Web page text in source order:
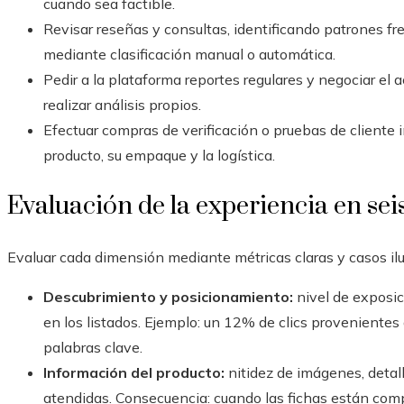
cuando sea factible.
Revisar reseñas y consultas, identificando patrones
mediante clasificación manual o automática.
Pedir a la plataforma reportes regulares y negociar el
realizar análisis propios.
Efectuar compras de verificación o pruebas de
producto, su empaque y la logística.
Evaluación de la experiencia en
Evaluar cada dimensión mediante métricas claras y casos
Descubrimiento y posicionamiento: nivel de
en los listados. Ejemplo: un 12% de clics
palabras clave.
Información del producto: nitidez de imágenes,
atendidas. Consecuencia: cuando las fichas están